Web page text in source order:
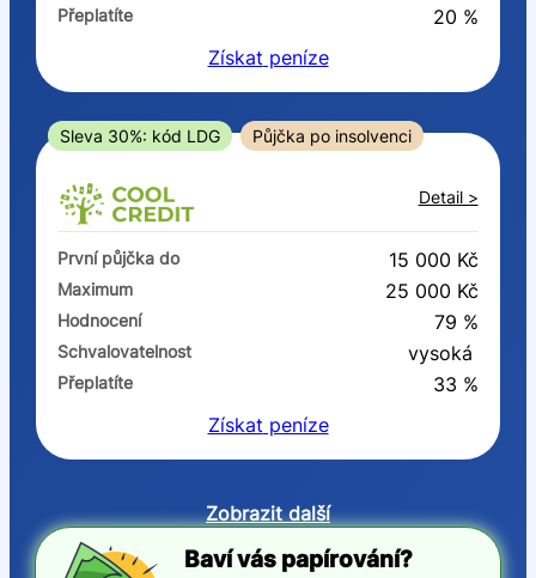
V hotovosti
ano
Přeplatíte
20 %
Získat peníze
Sleva 30%: kód LDG Půjčka po insolvenci
Detail >
První půjčka do 15 000 Kč
Maximum 25 000 Kč
Hodnocení 79 %
Schvalovatelnost vysoká
Přeplatíte
33 %
Získat peníze
Zobrazit další
Baví vás papírování?